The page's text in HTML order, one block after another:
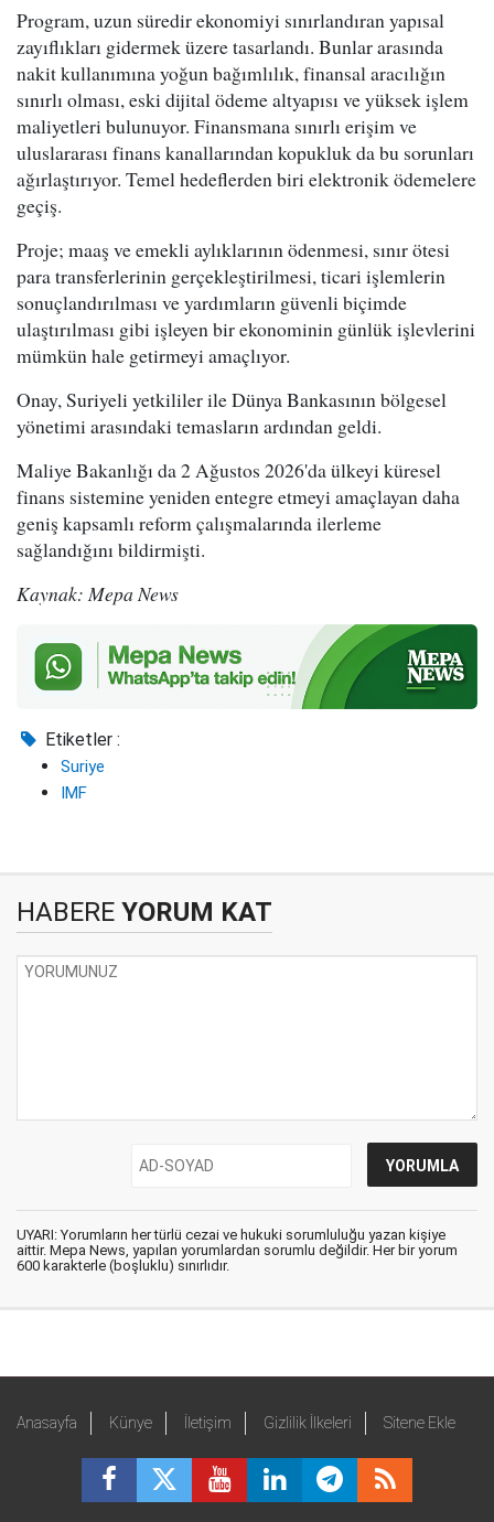
Program, uzun süredir ekonomiyi sınırlandıran yapısal
zayıflıkları gidermek üzere tasarlandı. Bunlar arasında
nakit kullanımına yoğun bağımlılık, finansal aracılığın
sınırlı olması, eski dijital ödeme altyapısı ve yüksek işlem
maliyetleri bulunuyor. Finansmana sınırlı erişim ve
uluslararası finans kanallarından kopukluk da bu sorunları
ağırlaştırıyor. Temel hedeflerden biri elektronik ödemelere
geçiş.
Proje; maaş ve emekli aylıklarının ödenmesi, sınır ötesi
para transferlerinin gerçekleştirilmesi, ticari işlemlerin
sonuçlandırılması ve yardımların güvenli biçimde
ulaştırılması gibi işleyen bir ekonominin günlük işlevlerini
mümkün hale getirmeyi amaçlıyor.
Onay, Suriyeli yetkililer ile Dünya Bankasının bölgesel
yönetimi arasındaki temasların ardından geldi.
Maliye Bakanlığı da 2 Ağustos 2026'da ülkeyi küresel
finans sistemine yeniden entegre etmeyi amaçlayan daha
geniş kapsamlı reform çalışmalarında ilerleme
sağlandığını bildirmişti.
Kaynak: Mepa News
Etiketler :
Suriye
IMF
HABERE YORUM KAT
UYARI: Yorumların her türlü cezai ve hukuki sorumluluğu yazan kişiye
aittir. Mepa News, yapılan yorumlardan sorumlu değildir. Her bir yorum
600 karakterle (boşluklu) sınırlıdır.
Anasayfa Künye İletişim Gizlilik İlkeleri Sitene Ekle